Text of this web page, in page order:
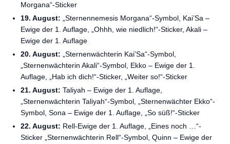
Morgana“-Sticker
19. August: „Sternennemesis Morgana“-Symbol, Kai’Sa –
Ewige der 1. Auflage, „Ohhh, wie niedlich!“-Sticker, Akali –
Ewige der 1. Auflage
20. August: „Sternenwächterin Kai’Sa“-Symbol,
„Sternenwächterin Akali“-Symbol, Ekko – Ewige der 1.
Auflage, „Hab ich dich!“-Sticker, „Weiter so!“-Sticker
21. August: Taliyah – Ewige der 1. Auflage,
„Sternenwächterin Taliyah“-Symbol, „Sternenwächter Ekko“-
Symbol, Sona – Ewige der 1. Auflage, „So süß!“-Sticker
22. August: Rell-Ewige der 1. Auflage, „Eines noch …“-
Sticker „Sternenwächterin Rell“-Symbol, Quinn – Ewige der